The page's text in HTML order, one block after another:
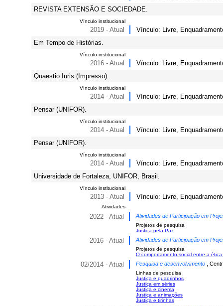
REVISTA EXTENSÃO E SOCIEDADE.
Vínculo institucional
2019 - Atual
Vínculo: Livre,
Em Tempo de Histórias.
Vínculo institucional
2016 - Atual
Vínculo: Livre,
Quaestio Iuris (Impresso).
Vínculo institucional
2014 - Atual
Vínculo: Livre,
Pensar (UNIFOR).
Vínculo institucional
2014 - Atual
Vínculo: Livre,
Pensar (UNIFOR).
Vínculo institucional
2014 - Atual
Vínculo: Livre,
Universidade de Fortaleza, UNIFOR, Brasil.
Vínculo institucional
2013 - Atual Vínculo: Livre,
Atividades
2022 - Atual Atividades de Participação em
Projetos de pesquisa
Justiça pela Paz
2016 - Atual Atividades de Participação em
Projetos de pesquisa
O comportamento social entre a
02/2014 - Atual Pesquisa e desenvolvimento ,
Linhas de pesquisa
Justiça e quadrinhos
Justiça em séries
Justiça e cinema
Justiça e animações
Justiça e tirinhas